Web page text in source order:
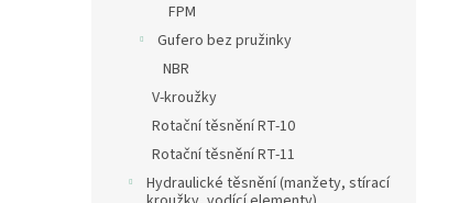
FPM
Gufero bez pružinky
NBR
V-kroužky
Rotační těsnění RT-10
Rotační těsnění RT-11
Hydraulické těsnění (manžety, stírací